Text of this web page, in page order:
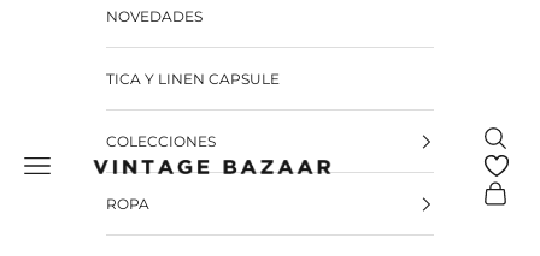
Vintage Bazaar
NOVEDADES
TICA Y LINEN CAPSULE
COLECCIONES
ROPA